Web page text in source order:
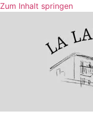
Zum Inhalt springen